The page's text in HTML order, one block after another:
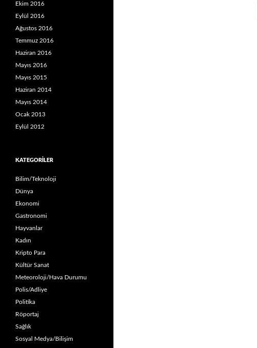
Ekim 2016
Eylül 2016
Ağustos 2016
Temmuz 2016
Haziran 2016
Mayıs 2016
Mayıs 2015
Haziran 2014
Mayıs 2014
Ocak 2013
Eylül 2012
KATEGORILER
Bilim/Teknoloji
Dünya
Ekonomi
Gastronomi
Hayvanlar
Kadın
Kripto Para
Kültür Sanat
Meteoroloji/Hava Durumu
Polis/Adliye
Politika
Röportaj
Sağlık
Sosyal Medya/Bilişim